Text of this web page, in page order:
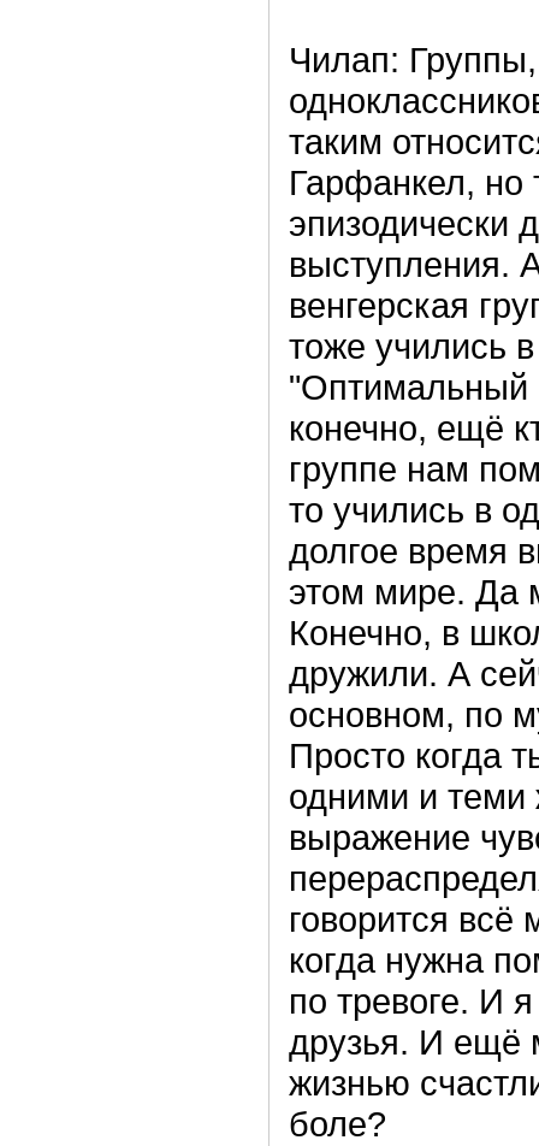
Чилап:
таким
Гарфанкел, но
эпизодически
выступления.
венгерская
тоже учились
"Оптимальный
конечно, ещё
группе нам
то учились в
долгое время
этом мире. Да
Конечно, в
дружили. А
основном, по
Просто когда
одними и
выражение
говорится
когда нужна
по тревоге. И
друзья. И ещё
жизнью
боле?